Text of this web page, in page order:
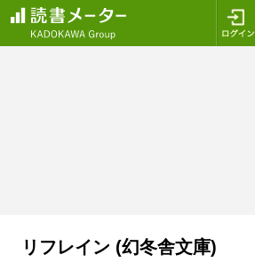
リフレイン (幻冬舎文庫)